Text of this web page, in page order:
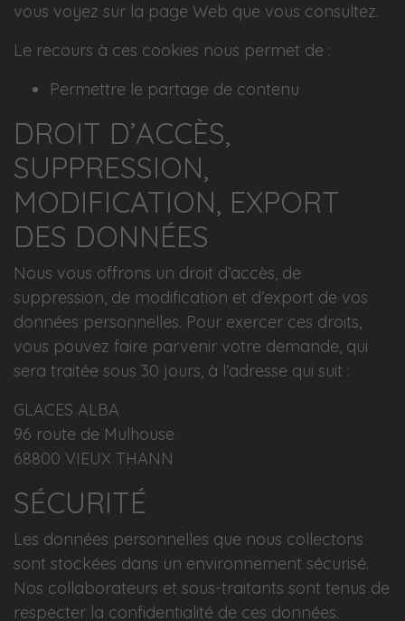
vous voyez sur la page Web que vous consultez.
Le recours à ces cookies nous permet de :
Permettre le partage de contenu
DROIT D’ACCÈS,
SUPPRESSION,
MODIFICATION, EXPORT
DES DONNÉES
Nous vous offrons un droit d’accès, de
suppression, de modification et d’export de vos
données personnelles. Pour exercer ces droits,
vous pouvez faire parvenir votre demande, qui
sera traitée sous 30 jours, à l’adresse qui suit :
GLACES ALBA
96 route de Mulhouse
68800 VIEUX THANN
SÉCURITÉ
Les données personnelles que nous collectons
sont stockées dans un environnement sécurisé.
Nos collaborateurs et sous-traitants sont tenus de
respecter la confidentialité de ces données.